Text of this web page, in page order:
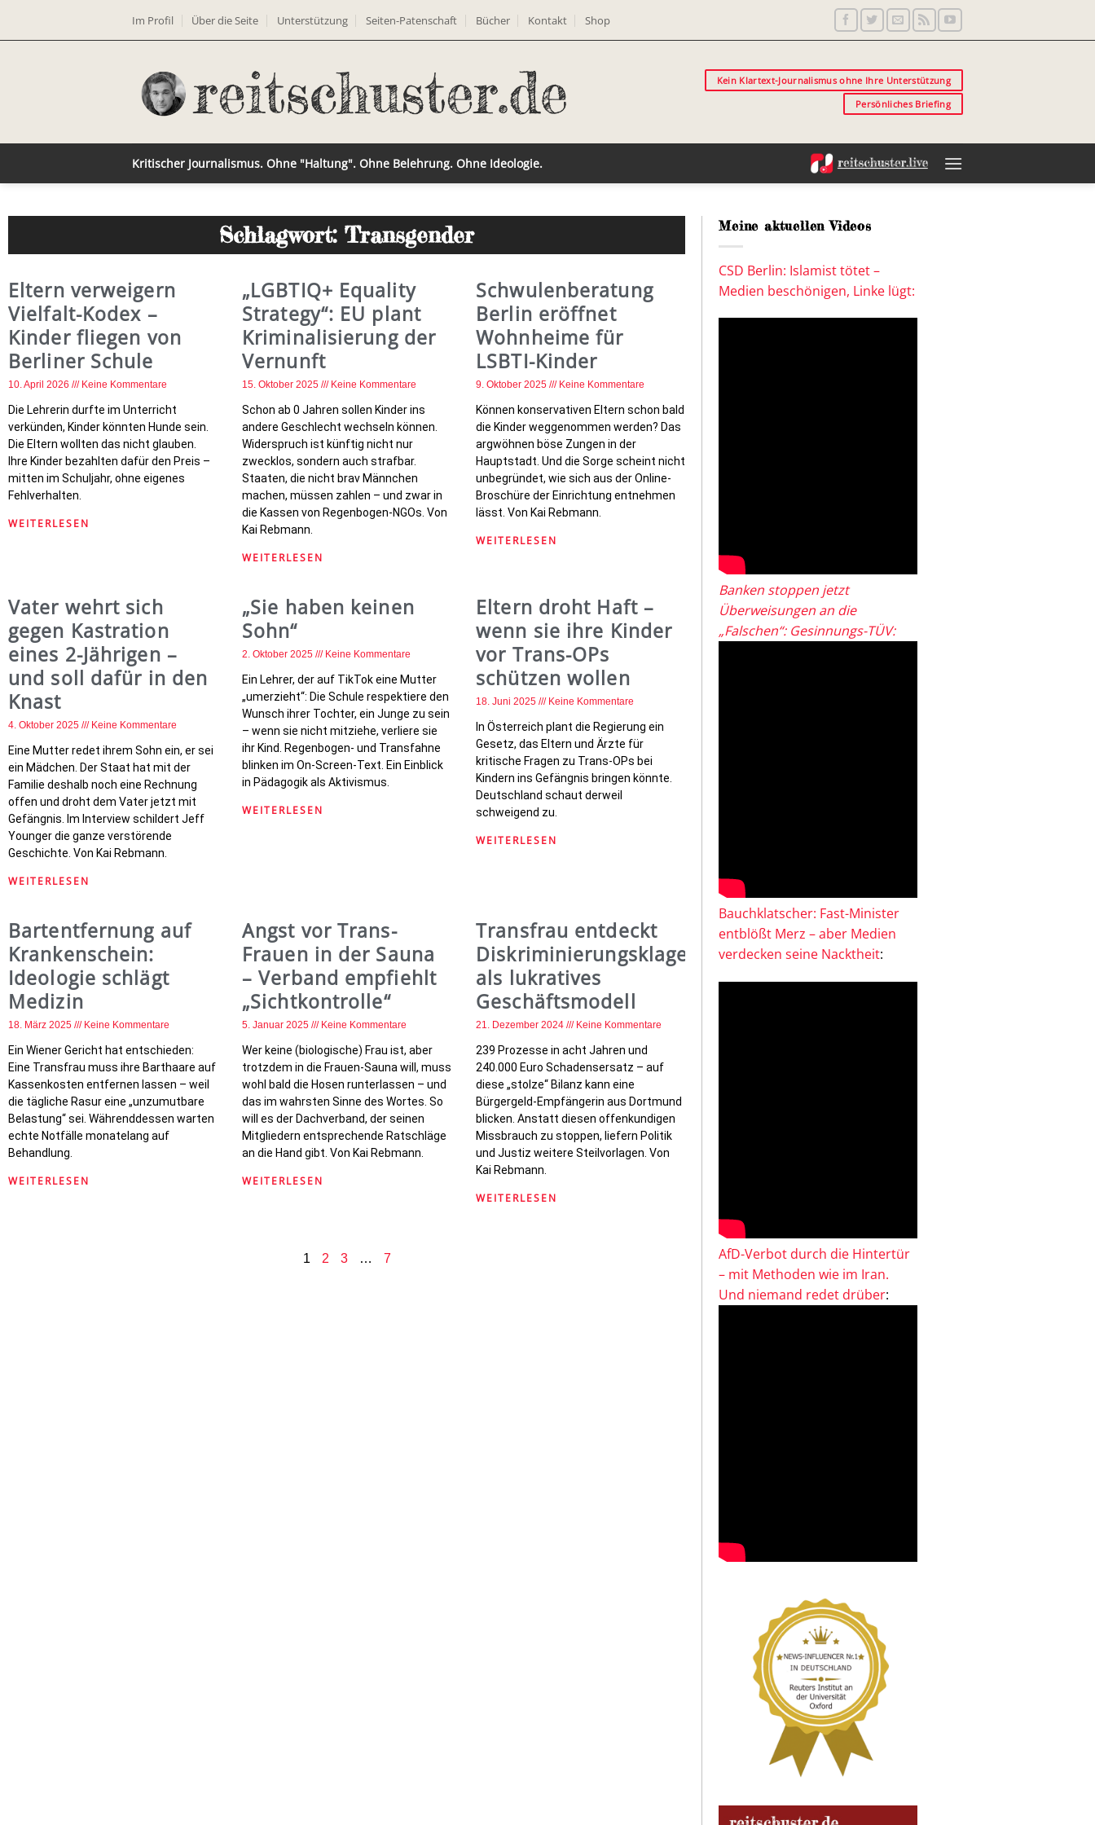
Im Profil Über die Seite Unterstützung Seiten-Patenschaft Bücher Kontakt Shop
Kein Klartext-Journalismus ohne Ihre Unterstützung
Persönliches Briefing
Kritischer Journalismus. Ohne "Haltung". Ohne Belehrung. Ohne Ideologie.
Schlagwort: Transgender
Eltern verweigern
Vielfalt-Kodex –
Kinder fliegen von
Berliner Schule
10. April 2026 Keine Kommentare
Die Lehrerin durfte im Unterricht
verkünden, Kinder könnten Hunde sein.
Die Eltern wollten das nicht glauben.
Ihre Kinder bezahlten dafür den Preis –
mitten im Schuljahr, ohne eigenes
Fehlverhalten.
WEITERLESEN
„LGBTIQ+ Equality
Strategy“: EU plant
Kriminalisierung der
Vernunft
15. Oktober 2025 Keine Kommentare
Schon ab 0 Jahren sollen Kinder ins
andere Geschlecht wechseln können.
Widerspruch ist künftig nicht nur
zwecklos, sondern auch strafbar.
Staaten, die nicht brav Männchen
machen, müssen zahlen – und zwar in
die Kassen von Regenbogen-NGOs. Von
Kai Rebmann.
WEITERLESEN
Schwulenberatung
Berlin eröffnet
Wohnheime für
LSBTI-Kinder
9. Oktober 2025 Keine Kommentare
Können konservativen Eltern schon bald
die Kinder weggenommen werden? Das
argwöhnen böse Zungen in der
Hauptstadt. Und die Sorge scheint nicht
unbegründet, wie sich aus der Online-
Broschüre der Einrichtung entnehmen
lässt. Von Kai Rebmann.
WEITERLESEN
Vater wehrt sich
gegen Kastration
eines 2-Jährigen –
und soll dafür in den
Knast
4. Oktober 2025 Keine Kommentare
Eine Mutter redet ihrem Sohn ein, er sei
ein Mädchen. Der Staat hat mit der
Familie deshalb noch eine Rechnung
offen und droht dem Vater jetzt mit
Gefängnis. Im Interview schildert Jeff
Younger die ganze verstörende
Geschichte. Von Kai Rebmann.
WEITERLESEN
„Sie haben keinen
Sohn“
2. Oktober 2025 Keine Kommentare
Ein Lehrer, der auf TikTok eine Mutter
„umerzieht“: Die Schule respektiere den
Wunsch ihrer Tochter, ein Junge zu sein
– wenn sie nicht mitziehe, verliere sie
ihr Kind. Regenbogen- und Transfahne
blinken im On-Screen-Text. Ein Einblick
in Pädagogik als Aktivismus.
WEITERLESEN
Eltern droht Haft –
wenn sie ihre Kinder
vor Trans-OPs
schützen wollen
18. Juni 2025 Keine Kommentare
In Österreich plant die Regierung ein
Gesetz, das Eltern und Ärzte für
kritische Fragen zu Trans-OPs bei
Kindern ins Gefängnis bringen könnte.
Deutschland schaut derweil
schweigend zu.
WEITERLESEN
Bartentfernung auf
Krankenschein:
Ideologie schlägt
Medizin
18. März 2025 Keine Kommentare
Ein Wiener Gericht hat entschieden:
Eine Transfrau muss ihre Barthaare auf
Kassenkosten entfernen lassen – weil
die tägliche Rasur eine „unzumutbare
Belastung“ sei. Währenddessen warten
echte Notfälle monatelang auf
Behandlung.
WEITERLESEN
Angst vor Trans-
Frauen in der Sauna
– Verband empfiehlt
„Sichtkontrolle“
5. Januar 2025 Keine Kommentare
Wer keine (biologische) Frau ist, aber
trotzdem in die Frauen-Sauna will, muss
wohl bald die Hosen runterlassen – und
das im wahrsten Sinne des Wortes. So
will es der Dachverband, der seinen
Mitgliedern entsprechende Ratschläge
an die Hand gibt. Von Kai Rebmann.
WEITERLESEN
Transfrau entdeckt
Diskriminierungsklagen
als lukratives
Geschäftsmodell
21. Dezember 2024 Keine Kommentare
239 Prozesse in acht Jahren und
240.000 Euro Schadensersatz – auf
diese „stolze“ Bilanz kann eine
Bürgergeld-Empfängerin aus Dortmund
blicken. Anstatt diesen offenkundigen
Missbrauch zu stoppen, liefern Politik
und Justiz weitere Steilvorlagen. Von
Kai Rebmann.
WEITERLESEN
1 2 3 … 7
Meine aktuellen Videos
CSD Berlin: Islamist tötet –
Medien beschönigen, Linke lügt:
Banken stoppen jetzt
Überweisungen an die
„Falschen“: Gesinnungs-TÜV:
Bauchklatscher: Fast-Minister
entblößt Merz – aber Medien
verdecken seine Nacktheit:
AfD-Verbot durch die Hintertür
– mit Methoden wie im Iran.
Und niemand redet drüber: